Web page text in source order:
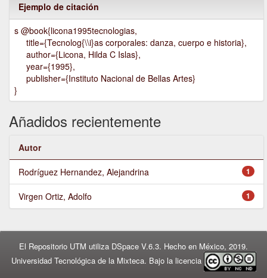
Ejemplo de citación
s @book{licona1995tecnologias,
title={Tecnolog{\\i}as corporales: danza, cuerpo e historia},
author={Licona, Hilda C Islas},
year={1995},
publisher={Instituto Nacional de Bellas Artes}
}
Añadidos recientemente
Autor
1
Rodríguez Hernandez, Alejandrina
1
Virgen Ortiz, Adolfo
El Repositorio UTM utiliza DSpace V.6.3. Hecho en México, 2019.
Universidad Tecnológica de la Mixteca. Bajo la licencia